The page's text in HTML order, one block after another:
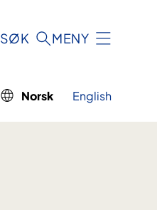
SØK MENY
Norsk English